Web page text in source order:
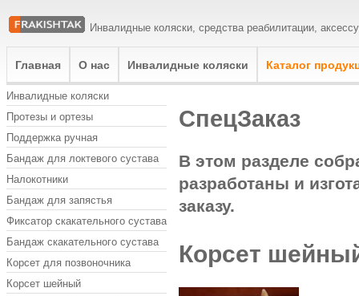
Инвалидные коляски, средства реабилитации,
Главная О нас Инвалидные коляски Каталог
Инвалидные коляски
Протезы и ортезы
Поддержка ручная
Бандаж для локтевого сустава
Налокотники
Бандаж для запястья
Фиксатор скакательного сустава
Бандаж скакательного сустава
Корсет для позвоночника
Корсет шейный
СпецЗаказ
В этом разделе
разработаны и
заказу.
Корсет